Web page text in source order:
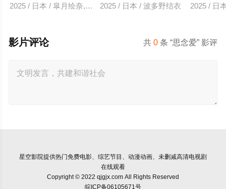
2025 / 日本 / 皐月绘奈,水田贤治2025 / 日本 / 波多野结衣 2025 / 日
共0 条 “思念爱” 影评
影片评论
星空影院提供热门免费电影、综艺节目、动漫动画、未删减高清电视剧
在线观看
Copyright © 2022 qjgjx.com All Rights Reserved
皖ICP备06105671号